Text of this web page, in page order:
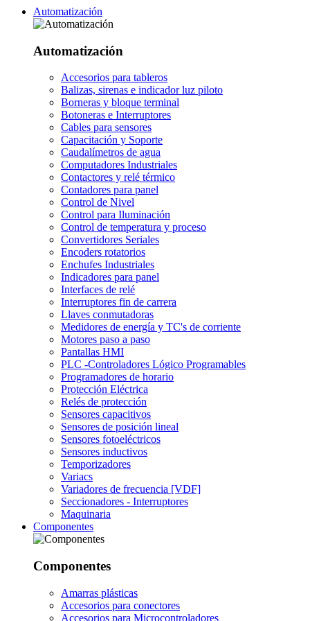
Automatización
Automatización
Accesorios para tableros
Balizas, sirenas e indicador luz piloto
Borneras y bloque terminal
Botoneras e Interruptores
Cables para sensores
Capacitación y Soporte
Caudalímetros de agua
Computadores Industriales
Contactores y relé térmico
Contadores para panel
Control de Nivel
Control para Iluminación
Control de temperatura y proceso
Convertidores Seriales
Encoders rotatorios
Enchufes Industriales
Indicadores para panel
Interfaces de relé
Interruptores fin de carrera
Llaves conmutadoras
Medidores de energía y TC's de corriente
Motores paso a paso
Pantallas HMI
PLC -Controladores Lógico Programables
Programadores de horario
Protección Eléctrica
Relés de protección
Sensores capacitivos
Sensores de posición lineal
Sensores fotoeléctricos
Sensores inductivos
Temporizadores
Variacs
Variadores de frecuencia [VDF]
Seccionadores - Interruptores
Maquinaria
Componentes
Componentes
Amarras plásticas
Accesorios para conectores
Accesorios para Microcontroladores